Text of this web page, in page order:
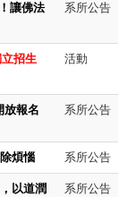
讓佛法
系所公告
招生
活動
放報名
系所公告
煩惱 系所公告
以道潤
系所公告